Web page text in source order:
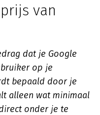
van
dat je Google
op je
bepaald door je
alleen wat minimaal
onder je te